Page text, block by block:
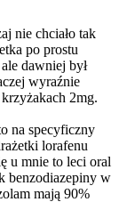
nie chciało tak
po prostu
dawniej był
wyraźnie
2mg.
na specyficzny
lorafenu
u mnie to leci oral
benzodiazepiny w
mają 90%